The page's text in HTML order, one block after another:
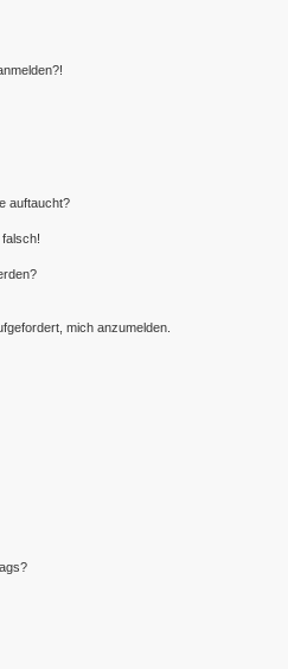
auftaucht?
mich anzumelden.